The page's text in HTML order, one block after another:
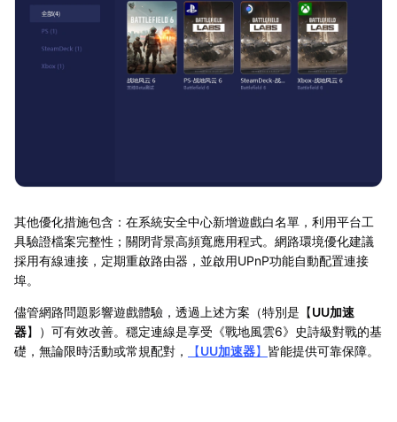
其他優化措施包含：在系統安全中心新增遊戲白名單，利用平台工
具驗證檔案完整性；關閉背景高頻寬應用程式。網路環境優化建議
採用有線連接，定期重啟路由器，並啟用UPnP功能自動配置連接
埠。
儘管網路問題影響遊戲體驗，透過上述方案（特別是【UU加速
器】）可有效改善。穩定連線是享受《戰地風雲6》史詩級對戰的基
礎，無論限時活動或常規配對，
【UU加速器】 皆能提供可靠保障。